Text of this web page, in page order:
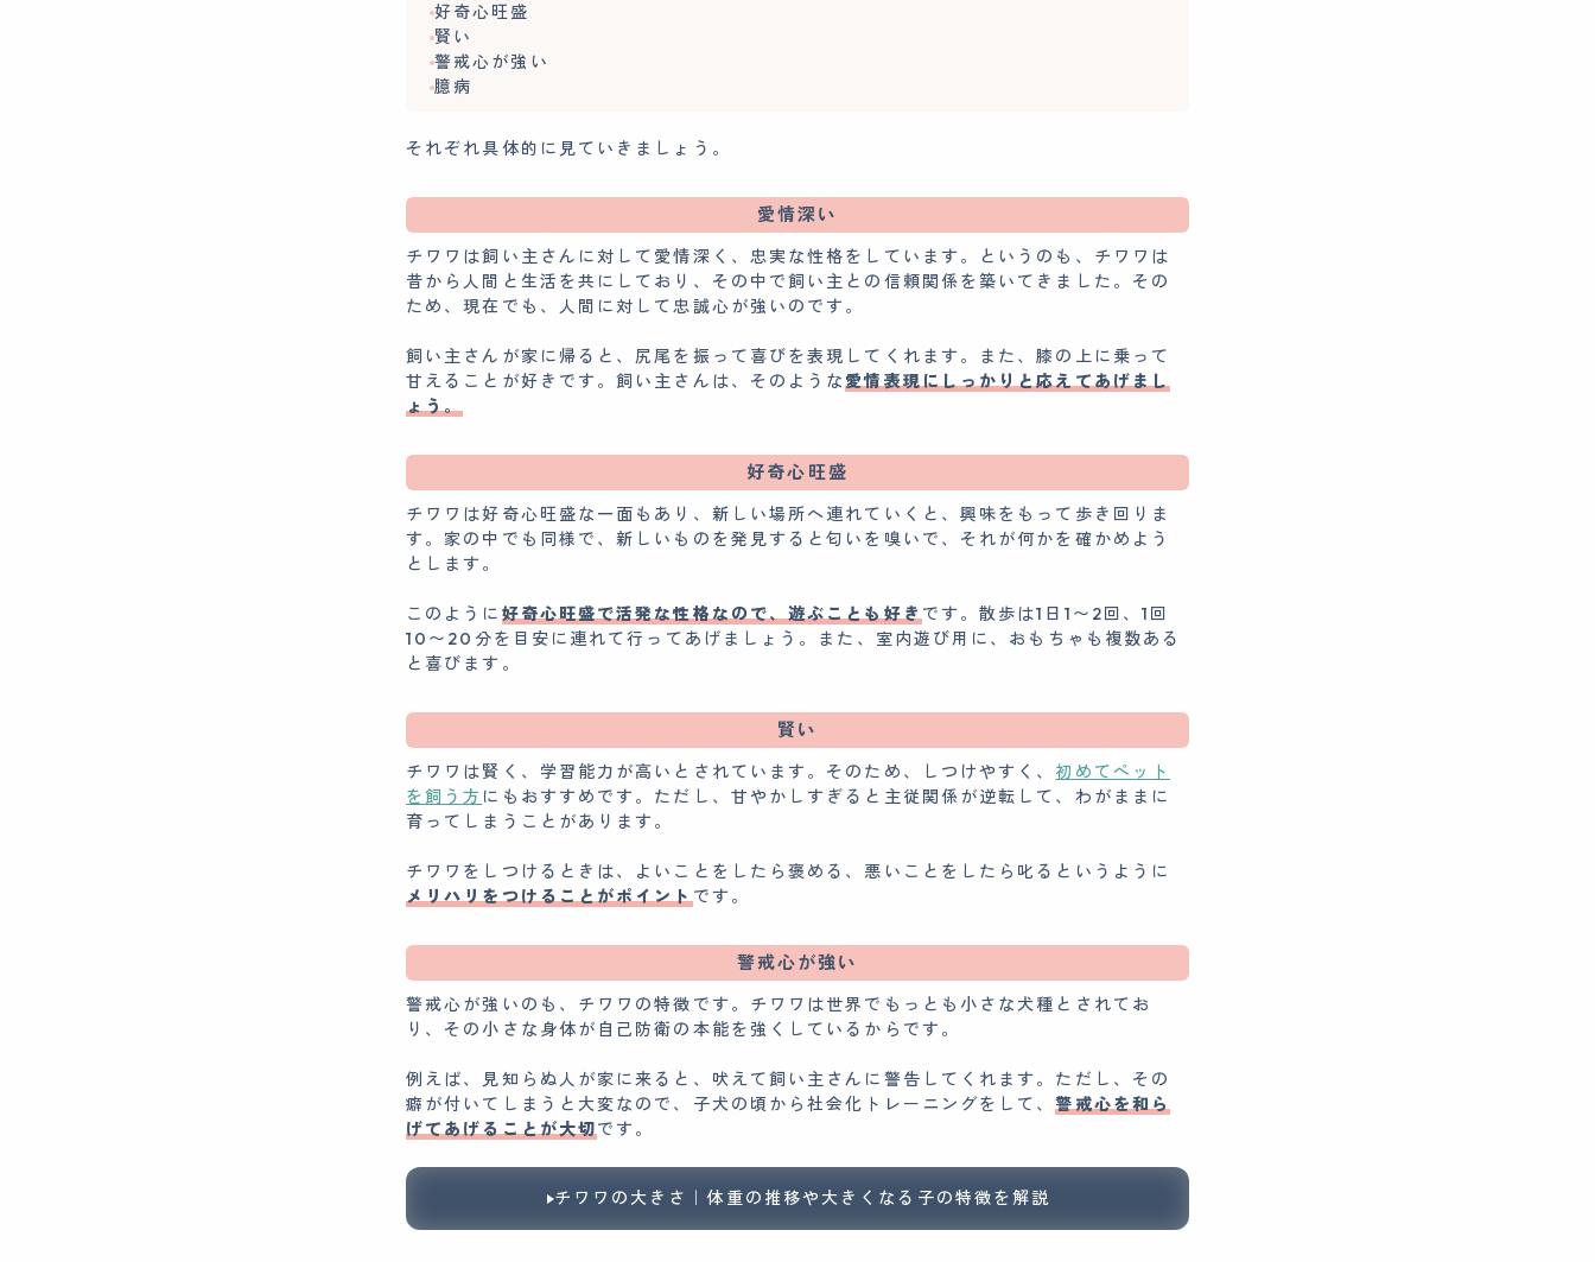
好奇心旺盛
賢い
警戒心が強い
臆病
それぞれ具体的に見ていきましょう。
愛情深い
チワワは飼い主さんに対して愛情深く、忠実な性格をしています。というのも、チワワは
昔から人間と生活を共にしており、その中で飼い主との信頼関係を築いてきました。その
ため、現在でも、人間に対して忠誠心が強いのです。
飼い主さんが家に帰ると、尻尾を振って喜びを表現してくれます。また、膝の上に乗って
甘えることが好きです。飼い主さんは、そのような愛情表現にしっかりと応えてあげまし
ょう。
好奇心旺盛
チワワは好奇心旺盛な一面もあり、新しい場所へ連れていくと、興味をもって歩き回りま
す。家の中でも同様で、新しいものを発見すると匂いを嗅いで、それが何かを確かめよう
とします。
このように 好奇心旺盛で活発な性格なので、遊ぶことも好きです。散歩は1日1〜2回、1回
10〜20分を目安に連れて行ってあげましょう。また、室内遊び用に、おもちゃも複数ある
と喜びます。
賢い
チワワは賢く、学習能力が高いとされています。そのため、しつけやすく、初めてペット
を飼う方 にもおすすめです。ただし、甘やかしすぎると主従関係が逆転して、わがままに
育ってしまうことがあります。
チワワをしつけるときは、よいことをしたら褒める、悪いことをしたら叱るというように
メリハリをつけることがポイントです。
警戒心が強い
警戒心が強いのも、チワワの特徴です。チワワは世界でもっとも小さな犬種とされてお
り、その小さな身体が自己防衛の本能を強くしているからです。
例えば、見知らぬ人が家に来ると、吠えて飼い主さんに警告してくれます。ただし、その
癖が付いてしまうと大変なので、子犬の頃から社会化トレーニングをして、警戒心を和ら
げてあげることが大切です。
チワワの大きさ｜体重の推移や大きくなる子の特徴を解説